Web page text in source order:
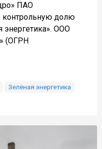
ПАО
контрольную долю
энергетика». ООО
(ОГРН
Зелёная энергетика